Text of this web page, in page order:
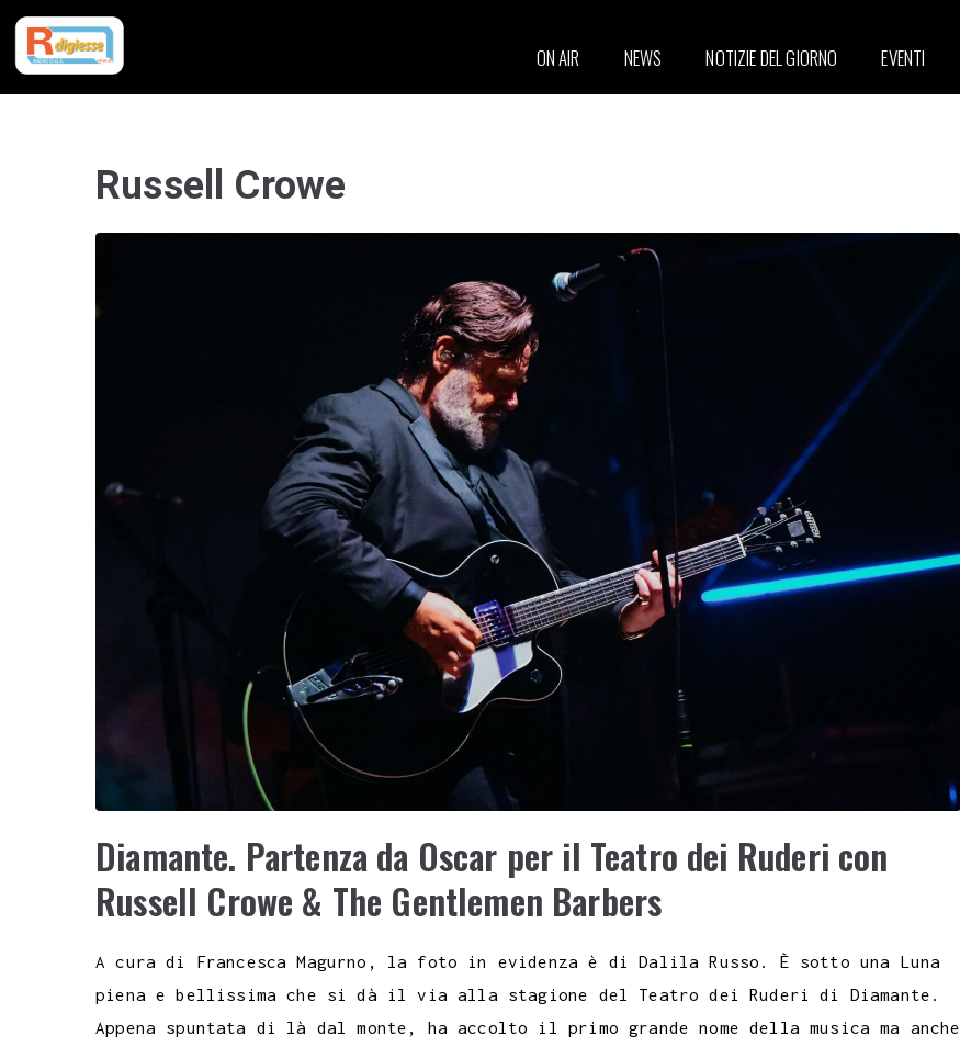
ON AIR NEWS NOTIZIE DEL GIORNO EVENTI
Russell Crowe
Diamante. Partenza da Oscar per il Teatro dei Ruderi con
Russell Crowe & The Gentlemen Barbers
A cura di Francesca Magurno, la foto in evidenza è di Dalila Russo. È sotto una Luna
piena e bellissima che si dà il via alla stagione del Teatro dei Ruderi di Diamante.
Appena spuntata di là dal monte, ha accolto il primo grande nome della musica ma anche